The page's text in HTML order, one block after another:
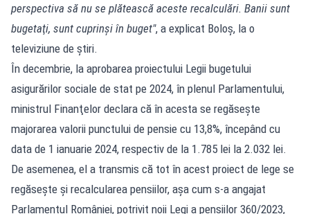
perspectiva să nu se plătească aceste recalculări. Banii sunt
bugetaţi, sunt cuprinşi în buget", a explicat Boloş, la o
televiziune de știri.
În decembrie, la aprobarea proiectului Legii bugetului
asigurărilor sociale de stat pe 2024, în plenul Parlamentului,
ministrul Finanţelor declara că în acesta se regăseşte
majorarea valorii punctului de pensie cu 13,8%, începând cu
data de 1 ianuarie 2024, respectiv de la 1.785 lei la 2.032 lei.
De asemenea, el a transmis că tot în acest proiect de lege se
regăseşte şi recalcularea pensiilor, aşa cum s-a angajat
Parlamentul României, potrivit noii Legi a pensiilor 360/2023,